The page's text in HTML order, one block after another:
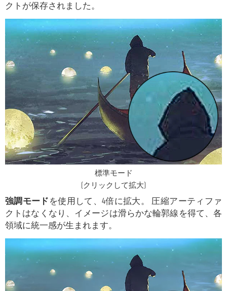
クトが保存されました。
標準モード
(クリックして拡大)
強調モードを使用して、4倍に拡大。 圧縮アーティファ
クトはなくなり、イメージは滑らかな輪郭線を得て、各
領域に統一感が生まれます。